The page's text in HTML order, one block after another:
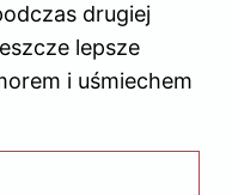
drugiej
lepsze
i uśmiechem